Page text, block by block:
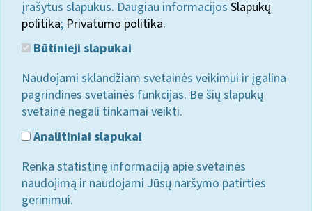
įrašytus slapukus. Daugiau informacijos Slapukų
politika; Privatumo politika.
Būtinieji slapukai
Naudojami sklandžiam svetainės veikimui ir įgalina
pagrindines svetainės funkcijas. Be šių slapukų
svetainė negali tinkamai veikti.
Analitiniai slapukai
Renka statistinę informaciją apie svetainės
naudojimą ir naudojami Jūsų naršymo patirties
gerinimui.